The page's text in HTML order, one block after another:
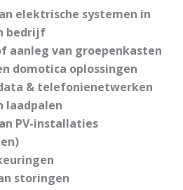
elektrische systemen in
bedrijf
aanleg van groepenkasten
domotica oplossingen
& telefonienetwerken
laadpalen
PV-installaties
storingen